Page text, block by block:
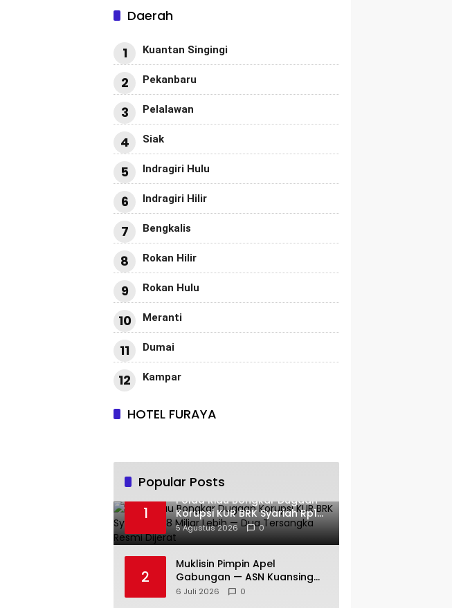
Daerah
1 Kuantan Singingi
2 Pekanbaru
3 Pelalawan
4 Siak
5 Indragiri Hulu
6 Indragiri Hilir
7 Bengkalis
8 Rokan Hilir
9 Rokan Hulu
10 Meranti
11 Dumai
12 Kampar
HOTEL FURAYA
Popular Posts
1
Polda Riau Bongkar Dugaan
Korupsi KUR BRK Syariah Rp18
Miliar Lebih — Dua Tersangka
Resmi Dijerat
5 Agustus 2026 0
2
Muklisin Pimpin Apel
Gabungan — ASN Kuansing
Diingatkan: Stop Spekulasi —
6 Juli 2026 0